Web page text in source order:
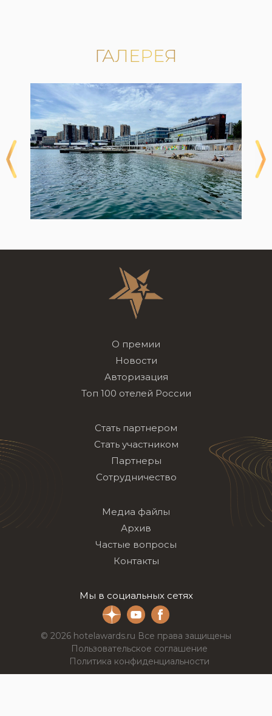
ГАЛЕРЕЯ
О премии
Новости
Авторизация
Топ 100 отелей России
Стать партнером
Стать участником
Партнеры
Сотрудничество
Медиа файлы
Архив
Частые вопросы
Контакты
Мы в социальных сетях
© 2026 hotelawards.ru Все права защищены
Пользовательское соглашение
Политика конфиденциальности